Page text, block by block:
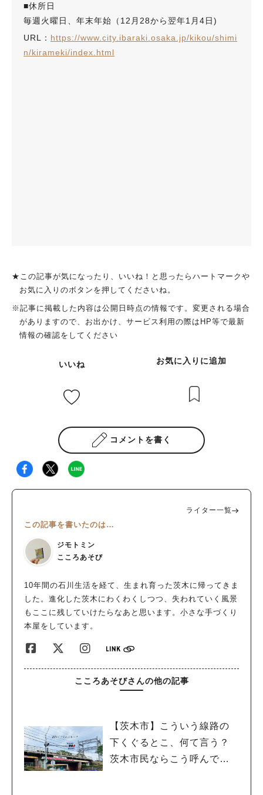
■休所日
毎週火曜日、年末年始（12月28から翌年1月4日)
URL： https://www.city.ibaraki.osaka.jp/kikou/shimi
n/kirameki/index.html
★この記事が気になったり、いいね！と思ったらハートマークや
お気に入りのボタンを押してくださいね。
※記事に掲載した内容は公開日時点の情報です。変更される場合
がありますので、お出かけ、サービス利用の際はHP等で最新
情報の確認をしてください
いいね お気に入りに追加
コメントを書く
ライター一覧
この記事を書いたのは…
ジモトミン
こころあそび
10年間の石川生活を経て、生まれ育った茨木に帰ってきま
した。進化した茨木にわくわくしつつ、失われていく風景
もここに残していけたらなあと思います。小さな手づくり
本屋をしています。
こころあそびさんの他の記事
【茨木市】こういう線路の
下くぐるとこ、何て言う？
茨木市民ならこう呼んでい